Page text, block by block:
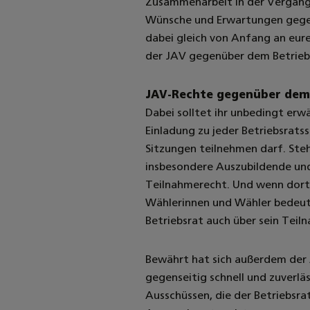
Zusammenarbeit in der
Wünsche und Erwartungen
dabei gleich von Anfang an
der JAV gegenüber dem
JAV-Rechte gegenüber
Dabei solltet ihr unbedingt
Einladung zu jeder
Sitzungen teilnehmen darf.
insbesondere Auszubildende
Teilnahmerecht. Und wenn
Wählerinnen und Wähler
Betriebsrat auch über sein
Bewährt hat sich außerdem
gegenseitig schnell und
Ausschüssen, die der